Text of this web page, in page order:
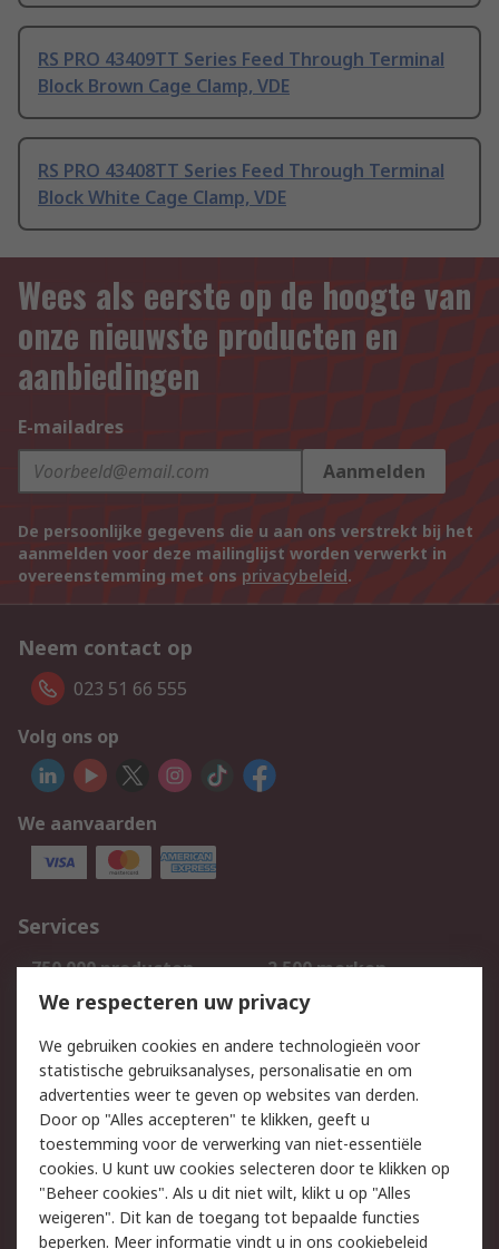
RS PRO 43409TT Series Feed Through Terminal
Block Brown Cage Clamp, VDE
RS PRO 43408TT Series Feed Through Terminal
Block White Cage Clamp, VDE
Wees als eerste op de hoogte van
onze nieuwste producten en
aanbiedingen
E-mailadres
Aanmelden
De persoonlijke gegevens die u aan ons verstrekt bij het
aanmelden voor deze mailinglijst worden verwerkt in
overeenstemming met ons privacybeleid.
Neem contact op
023 51 66 555
Volg ons op
We aanvaarden
Services
750.000 producten
2.500 merken
Bestellen
Inkoopoplossingen
Track & Trace
Wettelijk
Cookiebeleid
Email veiligheid
Privacybeleid
Websitevoorwaarden
Algemene
We respecteren uw privacy
We gebruiken cookies en andere technologieën voor
statistische gebruiksanalyses, personalisatie en om
advertenties weer te geven op websites van derden.
Door op "Alles accepteren" te klikken, geeft u
toestemming voor de verwerking van niet-essentiële
cookies. U kunt uw cookies selecteren door te klikken op
"Beheer cookies". Als u dit niet wilt, klikt u op "Alles
weigeren". Dit kan de toegang tot bepaalde functies
beperken. Meer informatie vindt u in ons cookiebeleid